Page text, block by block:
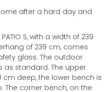
after a hard day and
S, with a width of 239
of 239 cm, comes
glass. The outdoor
as standard. The upper
deep, the lower bench is
The corner bench, on the